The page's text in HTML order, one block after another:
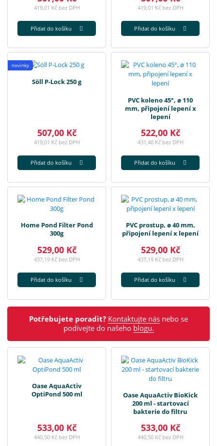
419,01 Kč bez DPH
Přidat do košíku
419,01 Kč bez DPH
Přidat do košíku
novinky
Söll P-Lock 250 g
507,00 Kč
419,01 Kč bez DPH
Přidat do košíku
PVC koleno 45°, ø 110
mm, připojení lepení x
lepení
522,00 Kč
431,40 Kč bez DPH
Přidat do košíku
Home Pond Filter Pond
300g
529,00 Kč
437,19 Kč bez DPH
Přidat do košíku
PVC prostup, ø 40 mm,
připojení lepení x lepení
529,00 Kč
437,19 Kč bez DPH
Přidat do košíku
Potřebujete poradit? Kontaktujte nás nebo se
podívejte do našeho blogu.
Oase AquaActiv
OptiPond 500 ml
533,00 Kč
440,50 Kč bez DPH
Oase AquaActiv BioKick
200 ml - startovací
bakterie do filtru
533,00 Kč
440,50 Kč bez DPH